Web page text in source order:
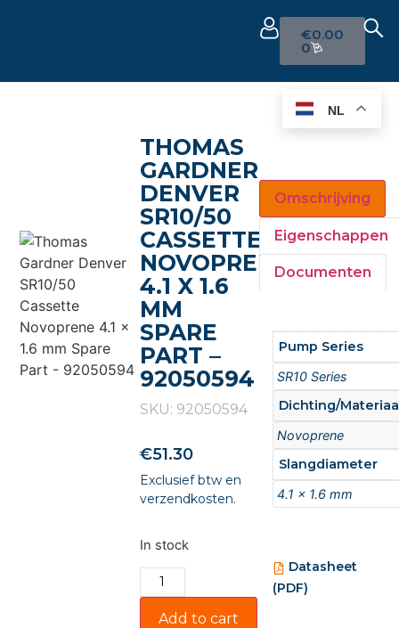
€0.00
0
THOMAS
GARDNER
DENVER
SR10/50
CASSETTE
NOVOPRENE
4.1 X 1.6
MM
SPARE
PART –
92050594
SKU: 92050594
€51.30
Exclusief btw en
verzendkosten.
In stock
Add to cart
Omschrijving
Eigenschappen
Documenten
Pump Series
SR10 Series
Dichting/
Novoprene
Slangdiameter
4.1 x 1.6 mm
Datasheet
(PDF)
NL